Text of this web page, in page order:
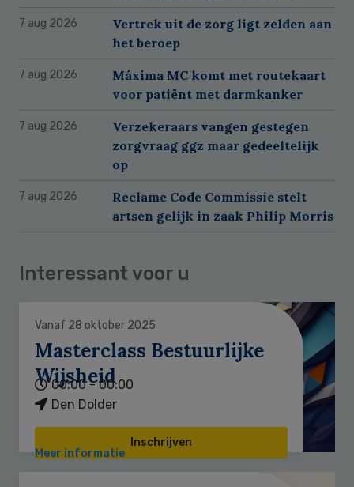
7 aug 2026
Vertrek uit de zorg ligt zelden aan
het beroep
7 aug 2026
Máxima MC komt met routekaart
voor patiënt met darmkanker
7 aug 2026
Verzekeraars vangen gestegen
zorgvraag ggz maar gedeeltelijk
op
7 aug 2026
Reclame Code Commissie stelt
artsen gelijk in zaak Philip Morris
Interessant voor u
Vanaf 28 oktober 2025
Masterclass Bestuurlijke
Wijsheid
00:00 - 00:00
Den Dolder
Inschrijven
Meer informatie